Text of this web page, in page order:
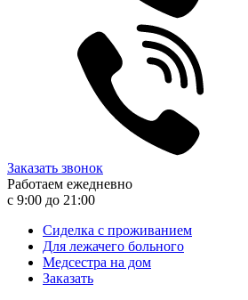
Заказать звонок
Работаем ежедневно
с 9:00 до 21:00
Сиделка с проживанием
Для лежачего больного
Медсестра на дом
Заказать